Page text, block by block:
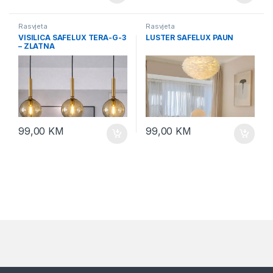
Rasvjeta
VISILICA SAFELUX TERA-G-3
– ZLATNA
99,00 KM
Rasvjeta
LUSTER SAFELUX PAUN
99,00 KM